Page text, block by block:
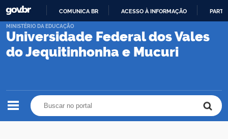
PARA
CONTEÚDO
COMUNICA BR ACESSO À INFORMAÇÃO
Universidade Federal dos Vales
do Jequitinhonha e Mucuri
MINISTÉRIO DA EDUCAÇÃO